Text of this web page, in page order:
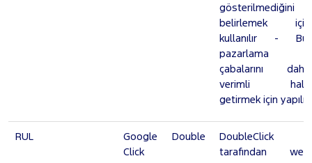
gösterilmediğini
belirlemek için
kullanılır - Bu,
pazarlama
çabalarını daha
verimli hale
getirmek için yapılır.
RUL
Google Double
Click
DoubleClick
tarafından web